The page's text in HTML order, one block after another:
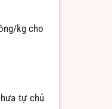
kg cho
tự chủ